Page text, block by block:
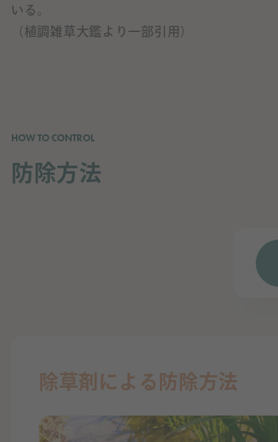
いる。
（植調雑草大鑑より一部引用）
HOW TO CONTROL
防除方法
除草剤による防除方法